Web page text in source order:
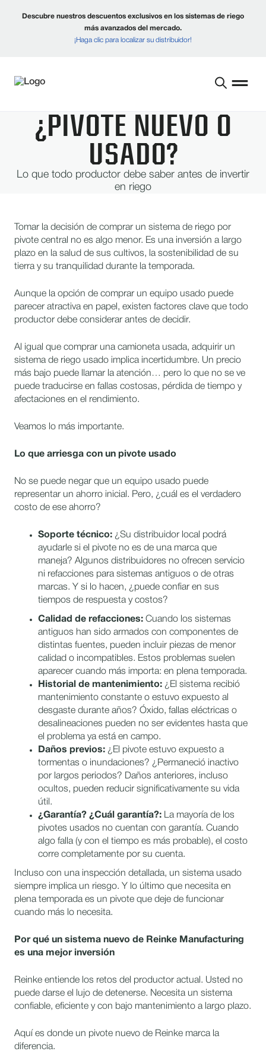
Descubre nuestros descuentos exclusivos en los sistemas de riego
más avanzados del mercado.
¡Haga clic para localizar su distribuidor!
¿PIVOTE NUEVO O
USADO?
Lo que todo productor debe saber antes de invertir
en riego
Tomar la decisión de comprar un sistema de riego por
pivote central no es algo menor. Es una inversión a largo
plazo en la salud de sus cultivos, la sostenibilidad de su
tierra y su tranquilidad durante la temporada.
Aunque la opción de comprar un equipo usado puede
parecer atractiva en papel, existen factores clave que todo
productor debe considerar antes de decidir.
Al igual que comprar una camioneta usada, adquirir un
sistema de riego usado implica incertidumbre. Un precio
más bajo puede llamar la atención… pero lo que no se ve
puede traducirse en fallas costosas, pérdida de tiempo y
afectaciones en el rendimiento.
Veamos lo más importante.
Lo que arriesga con un pivote usado
No se puede negar que un equipo usado puede
representar un ahorro inicial. Pero, ¿cuál es el verdadero
costo de ese ahorro?
Soporte técnico: ¿Su distribuidor local podrá
ayudarle si el pivote no es de una marca que
maneja? Algunos distribuidores no ofrecen servicio
ni refacciones para sistemas antiguos o de otras
marcas. Y si lo hacen, ¿puede confiar en sus
tiempos de respuesta y costos?
Calidad de refacciones: Cuando los sistemas
antiguos han sido armados con componentes de
distintas fuentes, pueden incluir piezas de menor
calidad o incompatibles. Estos problemas suelen
aparecer cuando más importa: en plena temporada.
Historial de mantenimiento: ¿El sistema recibió
mantenimiento constante o estuvo expuesto al
desgaste durante años? Óxido, fallas eléctricas o
desalineaciones pueden no ser evidentes hasta que
el problema ya está en campo.
Daños previos: ¿El pivote estuvo expuesto a
tormentas o inundaciones? ¿Permaneció inactivo
por largos periodos? Daños anteriores, incluso
ocultos, pueden reducir significativamente su vida
útil.
¿Garantía? ¿Cuál garantía?: La mayoría de los
pivotes usados no cuentan con garantía. Cuando
algo falla (y con el tiempo es más probable), el costo
corre completamente por su cuenta.
Incluso con una inspección detallada, un sistema usado
siempre implica un riesgo. Y lo último que necesita en
plena temporada es un pivote que deje de funcionar
cuando más lo necesita.
Por qué un sistema nuevo de Reinke Manufacturing
es una mejor inversión
Reinke entiende los retos del productor actual. Usted no
puede darse el lujo de detenerse. Necesita un sistema
confiable, eficiente y con bajo mantenimiento a largo plazo.
Aquí es donde un pivote nuevo de Reinke marca la
diferencia.